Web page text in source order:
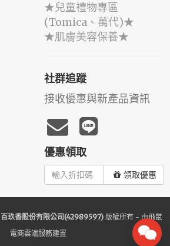
★兒童禮物專區
(Tomica、萬代)★
★肌膚美容保養★
社群追蹤
接收優惠與新產品資訊
優惠領取
領取優惠
百玖香股份有限公司(42989597) 版權所有 - 由飛鼠
電商雲端服務建置